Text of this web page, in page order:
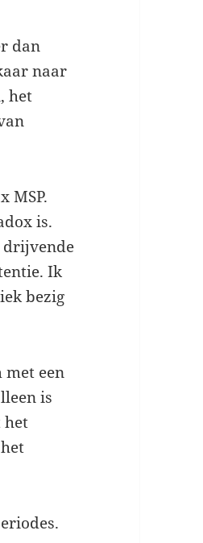
dan
naar
het
MSP.
is.
drijvende
Ik
bezig
een
is
het